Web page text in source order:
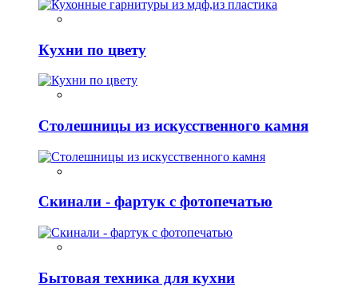
Кухни по цвету
Столешницы из искусственного камня
Скинали - фартук с фотопечатью
Бытовая техника для кухни